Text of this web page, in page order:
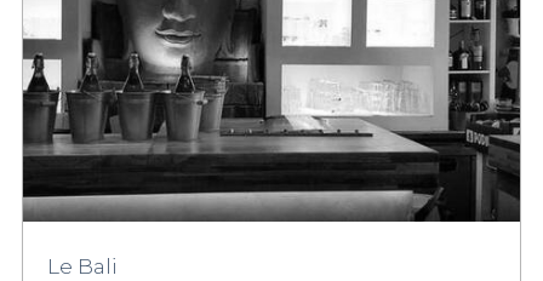
Le Bali